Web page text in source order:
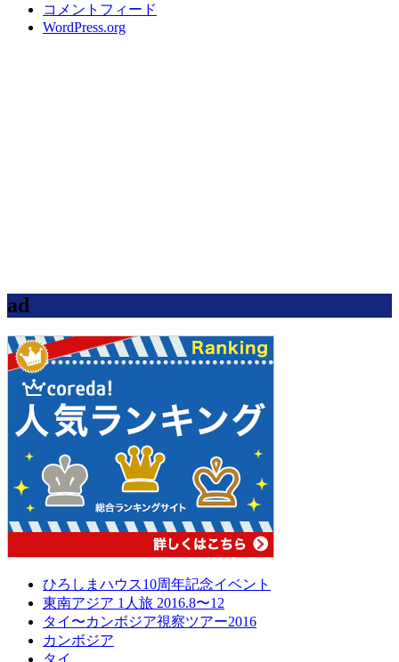
コメントフィード
WordPress.org
ad
ひろしまハウス10周年記念イベント
東南アジア 1人旅 2016.8〜12
タイ〜カンボジア視察ツアー2016
カンボジア